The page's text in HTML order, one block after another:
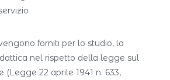
forniti per lo studio, la
nel rispetto della legge sul
(Legge 22 aprile 1941 n. 633,